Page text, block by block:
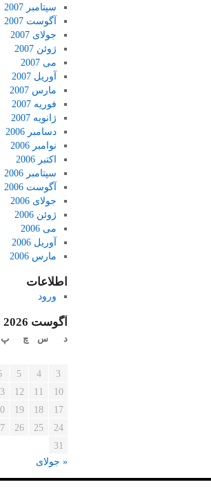
سپتامبر 2007
آگوست 2007
جولای 2007
ژوئن 2007
می 2007
آوریل 2007
مارس 2007
فوریه 2007
ژانویه 2007
دسامبر 2006
نوامبر 2006
اکتبر 2006
سپتامبر 2006
آگوست 2006
جولای 2006
ژوئن 2006
می 2006
آوریل 2006
مارس 2006
اطلاعات
ورود
آگوست 2026
د س چ پ
3
4
5
10
11
12
17
18
19
24
25
26
31
« جولای